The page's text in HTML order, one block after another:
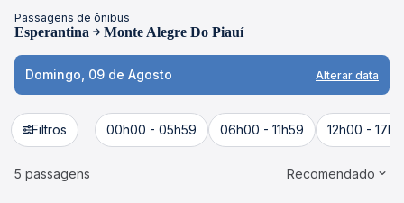
Passagens de ônibus
Esperantina Monte Alegre Do Piauí
Domingo, 09 de Agosto Alterar data
Filtros 00h00 - 05h59 06h00 - 11h59 12h00 -
5 passagens Recomendado